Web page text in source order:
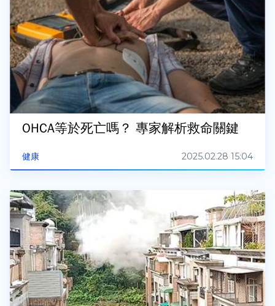
健康
OHCA等於死亡嗎？ 專家解析救命關鍵
2025.02.28 15:04